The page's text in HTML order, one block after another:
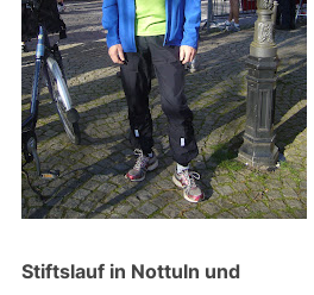
Stiftslauf in Nottuln und